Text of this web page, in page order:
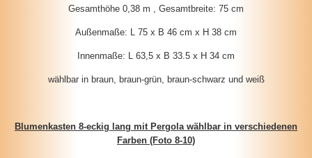
Gesamthöhe 0,38 m , Gesamtbreite: 75 cm
Außenmaße: L 75 x B 46 cm x H 38 cm
Innenmaße: L 63,5 x B 33.5 x H 34 cm
wählbar in braun, braun-grün, braun-schwarz und weiß
Blumenkasten 8-eckig lang mit Pergola wählbar in verschiedenen
Farben (Foto 8-10)